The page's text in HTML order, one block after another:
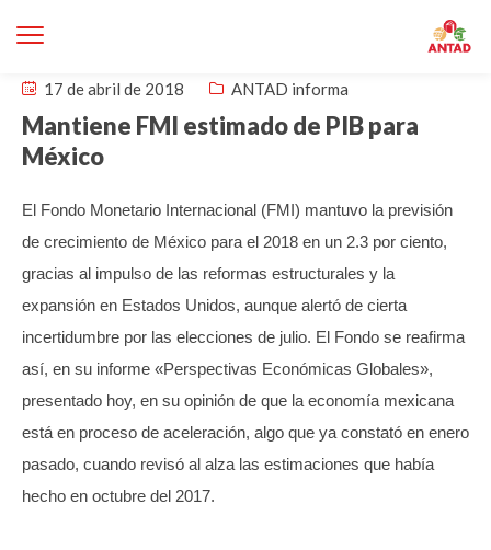
17 de abril de 2018 ANTAD informa
Mantiene FMI estimado de PIB para
México
El Fondo Monetario Internacional (FMI) mantuvo la previsión
de crecimiento de México para el 2018 en un 2.3 por ciento,
gracias al impulso de las reformas estructurales y la
expansión en Estados Unidos, aunque alertó de cierta
incertidumbre por las elecciones de julio. El Fondo se reafirma
así, en su informe «Perspectivas Económicas Globales»,
presentado hoy, en su opinión de que la economía mexicana
está en proceso de aceleración, algo que ya constató en enero
pasado, cuando revisó al alza las estimaciones que había
hecho en octubre del 2017.